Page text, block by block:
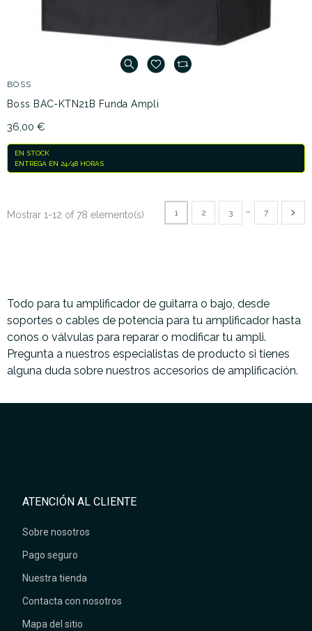
BOSS
Boss BAC-KTN21B Funda Ampli
36,00 €
EN STOCK
ENTREGA EN 24/48 HORAS
Mostrar 1-12 of 78 elemento(s) 1 2 3 … 7
Todo para tu amplificador de guitarra o bajo, desde
soportes o cables de potencia para tu amplificador hasta
conos o válvulas para reparar o modificar tu ampli.
Pregunta a nuestros especialistas de producto si tienes
alguna duda sobre nuestros accesorios de amplificación.
ATENCIÓN AL CLIENTE
Sobre nosotros
Pago seguro
Nuestra tienda
Contacta con nosotros
Mapa del sitio